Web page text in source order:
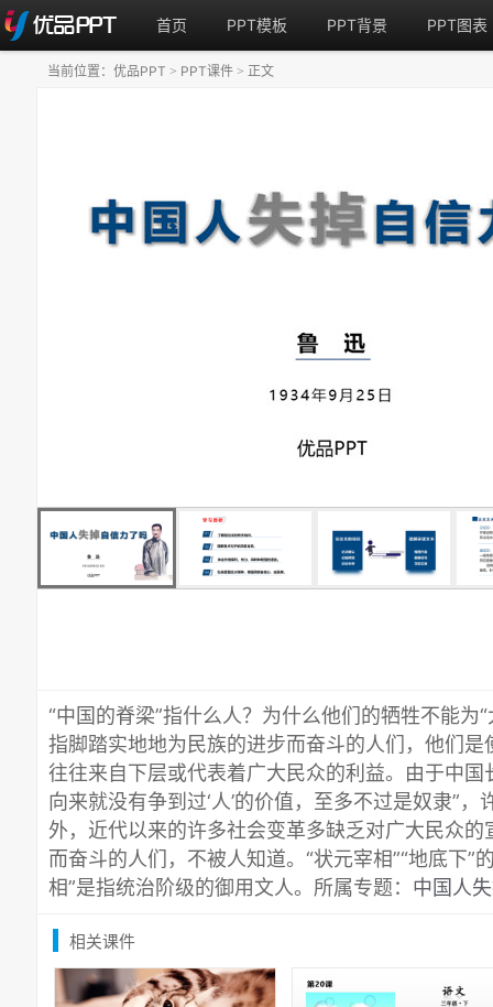
首页 PPT模板 PPT背景 PPT图表
“中国的脊梁”指什么人？为什么他们的牺牲不能为
指脚踏实地地为民族的进步而奋斗的人们，他们是
往往来自下层或代表着广大民众的利益。由于中国
向来就没有争到过‘人’的价值，至多不过是奴隶”
外，近代以来的许多社会变革多缺乏对广大民众
而奋斗的人们，不被人知道。“状元宰相”“地底下”
相”是指统治阶级的御用文人。所属专题： 中国人
当前位置： 优品PPT > PPT课件 > 正文
相关课件